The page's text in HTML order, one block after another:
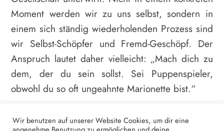
Moment werden wir zu uns selbst, sondern in
einem sich ständig wiederholenden Prozess sind
wir Selbst-Schöpfer und Fremd-Geschöpf. Der
Anspruch lautet daher vielleicht: „Mach dich zu
dem, der du sein sollst. Sei Puppenspieler,
obwohl du so oft ungeahnte Marionette bist.“
wahrnehmen sollen. Es geht darum, weg von
Wir benutzen auf unserer Website Cookies, um dir eine